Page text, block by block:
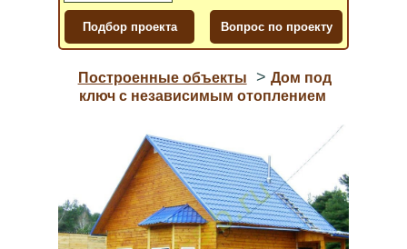
Построенные объекты > Дом под
ключ с независимым отоплением